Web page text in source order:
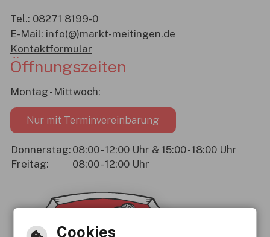
Tel.: 08271 8199-0
E-Mail: info(@)markt-meitingen.de
Kontaktformular
Öffnungszeiten
Montag - Mittwoch:
Nur mit Terminvereinbarung
Donnerstag: 08:00 - 12:00 Uhr & 15:00 - 18:00 Uhr
Freitag:
08:00 - 12:00 Uhr
Cookies